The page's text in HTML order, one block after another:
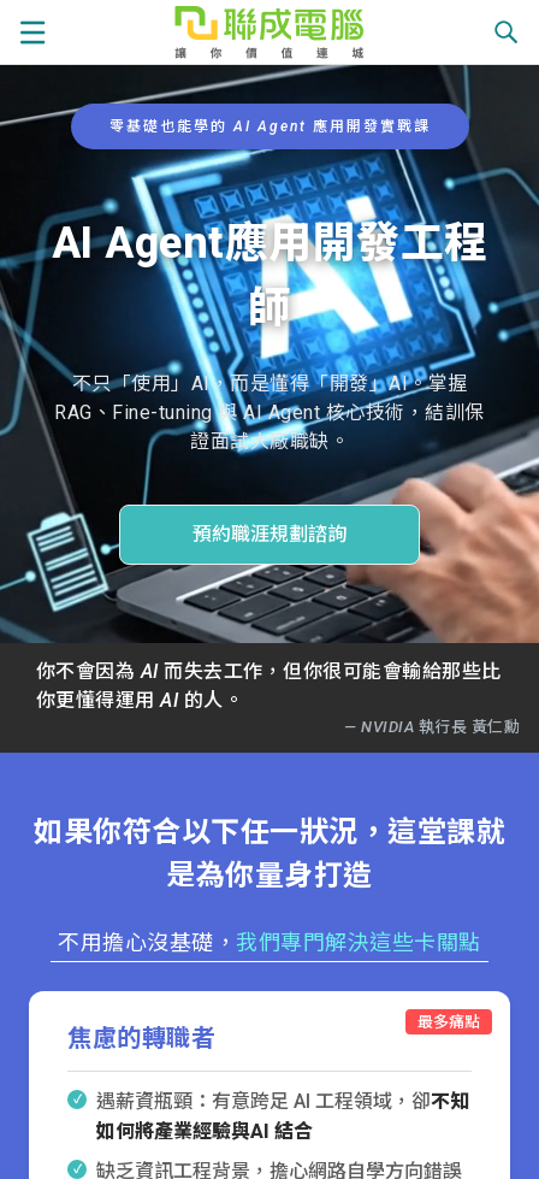
總
覽
業
徵
才
學
員
展
學
務
師
於
熱
新
零基礎也能學的 AI Agent 應用開發實戰課
AI Agent應用開發工程
師
不只「使用」AI，而是懂得「開發」AI。掌握
RAG、Fine-tuning 與 AI Agent 核心技術，結訓保
證面試大廠職缺。
預約職涯規劃諮詢
你不會因為 AI 而失去工作，但你很可能會輸給那些比
你更懂得運用 AI 的人。
— NVIDIA 執行長 黃仁勳
如果你符合以下任一狀況，這堂課就
是為你量身打造
不用擔心沒基礎， 我們專門解決這些卡關點
最多痛點
焦慮的轉職者
遇薪資瓶頸：有意跨足 AI 工程領域，卻不知
如何將產業經驗與AI 結合
缺乏資訊工程背景，擔心網路自學方向錯誤